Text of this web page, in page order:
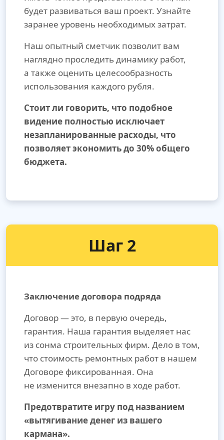
будет развиваться ваш проект. Узнайте
заранее уровень необходимых затрат.
Наш опытный сметчик позволит вам
наглядно проследить динамику работ,
а также оценить целесообразность
использования каждого рубля.
Стоит ли говорить, что подобное
видение полностью исключает
незапланированные расходы, что
позволяет экономить до 30% общего
бюджета.
Шаг 2
Заключение договора подряда
Договор — это, в первую очередь,
гарантия. Наша гарантия выделяет нас
из сонма строительных фирм. Дело в том,
что стоимость ремонтных работ в нашем
Договоре фиксированная. Она
не изменится внезапно в ходе работ.
Предотвратите игру под названием
«вытягивание денег из вашего
кармана».